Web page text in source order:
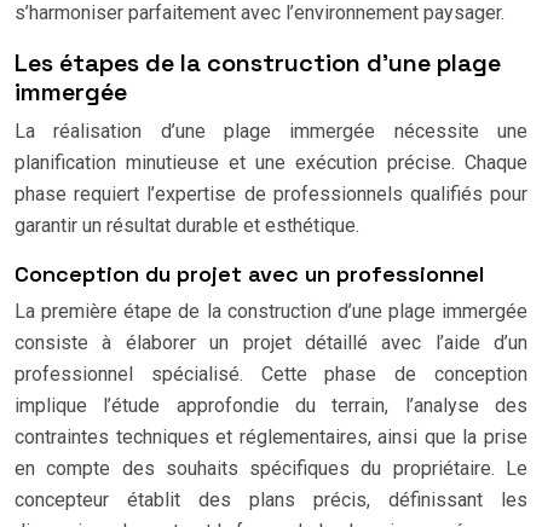
s’harmoniser parfaitement avec l’environnement paysager.
Les étapes de la construction d’une plage
immergée
La réalisation d’une plage immergée nécessite une
planification minutieuse et une exécution précise. Chaque
phase requiert l’expertise de professionnels qualifiés pour
garantir un résultat durable et esthétique.
Conception du projet avec un professionnel
La première étape de la construction d’une plage immergée
consiste à élaborer un projet détaillé avec l’aide d’un
professionnel spécialisé. Cette phase de conception
implique l’étude approfondie du terrain, l’analyse des
contraintes techniques et réglementaires, ainsi que la prise
en compte des souhaits spécifiques du propriétaire. Le
concepteur établit des plans précis, définissant les